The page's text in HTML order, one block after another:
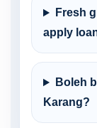
Fresh
apply
Boleh
Karang?